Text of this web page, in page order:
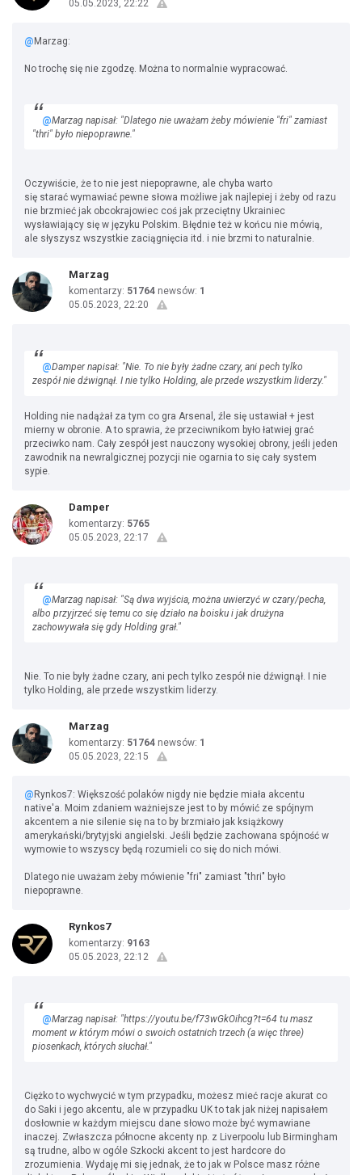
05.05.2023, 22:22
@ Marzag:
No trochę się nie zgodzę. Można to normalnie wypracować.
@Marzag napisał: "Dlatego nie uważam żeby mówienie "fri" zamiast
"thri" było niepoprawne."
Oczywiście, że to nie jest niepoprawne, ale chyba warto
się starać wymawiać pewne słowa możliwe jak najlepiej i żeby od razu
nie brzmieć jak obcokrajowiec coś jak przeciętny Ukrainiec
wysławiający się w języku Polskim. Błędnie też w końcu nie mówią,
ale słyszysz wszystkie zaciągnięcia itd. i nie brzmi to naturalnie.
Marzag
komentarzy: 51764 newsów: 1
05.05.2023, 22:20
@Damper napisał: "Nie. To nie były żadne czary, ani pech tylko
zespół nie dźwignął. I nie tylko Holding, ale przede wszystkim liderzy."
Holding nie nadążał za tym co gra Arsenal, źle się ustawiał + jest
mierny w obronie. A to sprawia, że przeciwnikom było łatwiej grać
przeciwko nam. Cały zespół jest nauczony wysokiej obrony, jeśli jeden
zawodnik na newralgicznej pozycji nie ogarnia to się cały system
sypie.
Damper
komentarzy: 5765
05.05.2023, 22:17
@Marzag napisał: "Są dwa wyjścia, można uwierzyć w czary/pecha,
albo przyjrzeć się temu co się działo na boisku i jak drużyna
zachowywała się gdy Holding grał."
Nie. To nie były żadne czary, ani pech tylko zespół nie dźwignął. I nie
tylko Holding, ale przede wszystkim liderzy.
Marzag
komentarzy: 51764 newsów: 1
05.05.2023, 22:15
@ Rynkos7: Większość polaków nigdy nie będzie miała akcentu
native'a. Moim zdaniem ważniejsze jest to by mówić ze spójnym
akcentem a nie silenie się na to by brzmiało jak książkowy
amerykański/brytyjski angielski. Jeśli będzie zachowana spójność w
wymowie to wszyscy będą rozumieli co się do nich mówi.
Dlatego nie uważam żeby mówienie "fri" zamiast "thri" było
niepoprawne.
Rynkos7
komentarzy: 9163
05.05.2023, 22:12
@Marzag napisał: "https://youtu.be/f73wGkOihcg?t=64 tu masz
moment w którym mówi o swoich ostatnich trzech (a więc three)
piosenkach, których słuchał."
Ciężko to wychwycić w tym przypadku, możesz mieć racje akurat co
do Saki i jego akcentu, ale w przypadku UK to tak jak niżej napisałem
dosłownie w każdym miejscu dane słowo może być wymawiane
inaczej. Zwłaszcza północne akcenty np. z Liverpoolu lub Birmingham
są trudne, albo w ogóle Szkocki akcent to jest hardcore do
zrozumienia. Wydaję mi się jednak, że to jak w Polsce masz różne